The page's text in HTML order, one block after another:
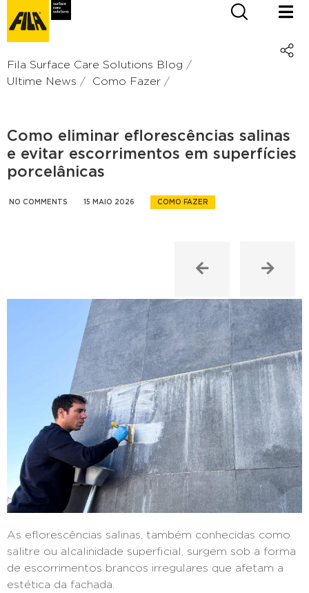
Fila Surface Care Solutions Blog
Ultime News
Como Fazer
Como eliminar eflorescências salinas
e evitar escorrimentos em superfícies
porcelânicas
NO COMMENTS 15 MAIO 2026 COMO FAZER
As eflorescências salinas, também conhecidas como
salitre ou alcalinidade superficial, surgem sob a forma
de escorrimentos brancos irregulares que afetam a
estética da fachada.